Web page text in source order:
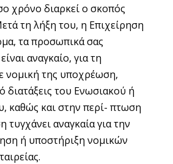
χρόνο διαρκεί ο σκοπός
τη λήξη του, η Επιχείρηση
τα προσωπικά σας
αναγκαίο, για τη
της υποχρέωση,
του Ενωσιακού ή
καθώς και στην περί- πτωση
τυγχάνει αναγκαία για την
ή υποστήριξη νομικών